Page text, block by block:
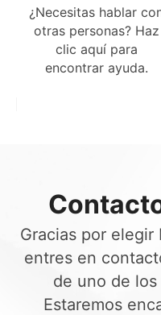
¿Necesitas hablar
otras personas? Haz
clic aquí para
encontrar ayuda.
Gracias por elegir
entres en
de uno de
Estaremos